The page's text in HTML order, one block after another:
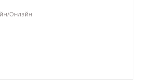
Онлайн